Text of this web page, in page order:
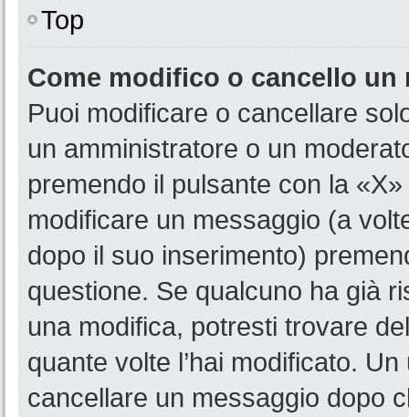
Top
Come modifico o cancello un
Puoi modificare o cancellare
un amministratore o un
premendo il pulsante con la
modificare un messaggio (a
dopo il suo inserimento)
questione. Se qualcuno ha già
una modifica, potresti trovare
quante volte l’hai modificato.
cancellare un messaggio dopo